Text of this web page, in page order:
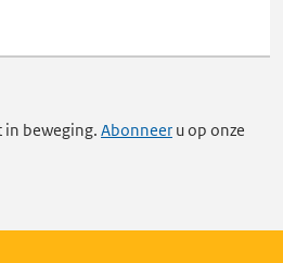
in beweging. Abonneer u op onze